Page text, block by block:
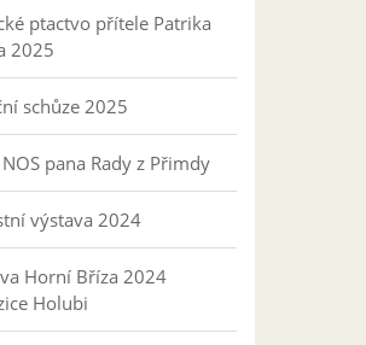
ptactvo přítele Patrika
2025
schůze 2025
pana Rady z Přimdy
výstava 2024
Horní Bříza 2024
Holubi